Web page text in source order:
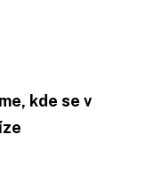
kde se v